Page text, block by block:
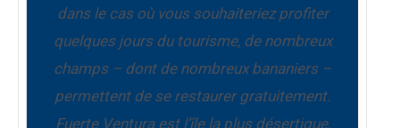
dans le cas où vous souhaiteriez profiter
quelques jours du tourisme, de nombreux
champs – dont de nombreux bananiers –
permettent de se restaurer gratuitement.
Fuerte Ventura est l’île la plus désertique,